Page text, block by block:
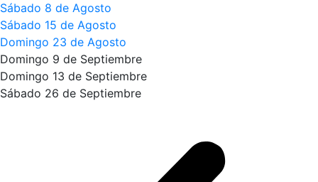
Sábado 8 de Agosto
Sábado 15 de Agosto
Domingo 23 de Agosto
Domingo 9 de Septiembre
Domingo 13 de Septiembre
Sábado 26 de Septiembre